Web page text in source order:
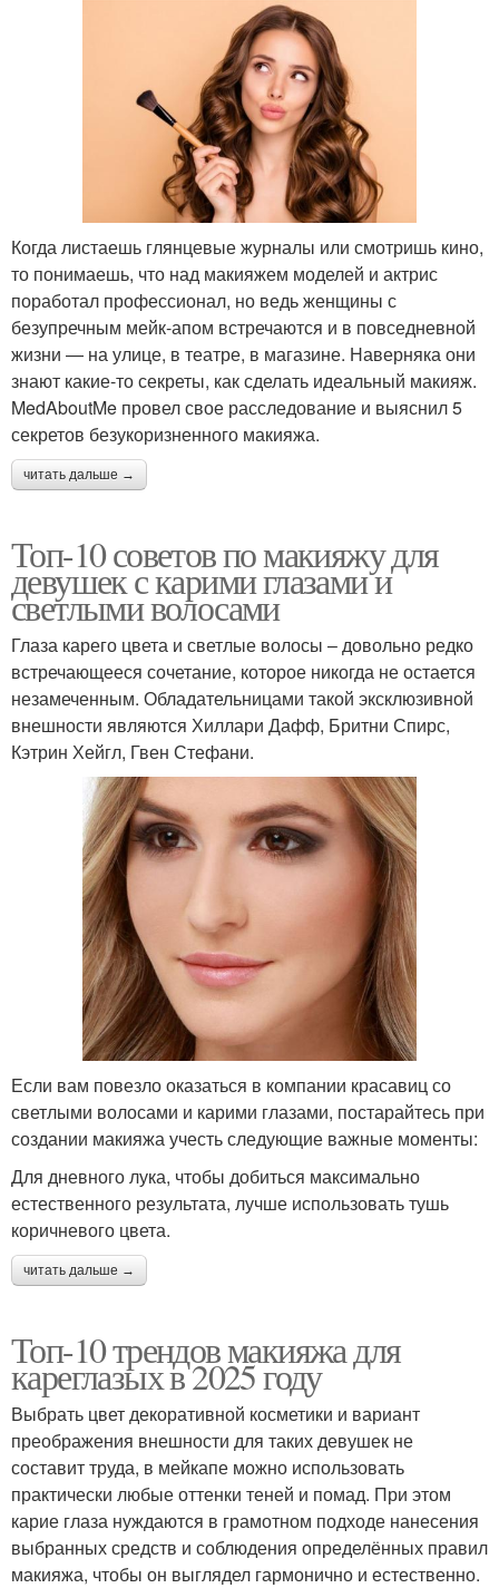
Когда листаешь глянцевые журналы или смотришь кино,
то понимаешь, что над макияжем моделей и актрис
поработал профессионал, но ведь женщины с
безупречным мейк-апом встречаются и в повседневной
жизни — на улице, в театре, в магазине. Наверняка они
знают какие-то секреты, как сделать идеальный макияж.
MedAboutMe провел свое расследование и выяснил 5
секретов безукоризненного макияжа.
читать дальше →
Топ-10 советов по макияжу для
девушек с карими глазами и
светлыми волосами
Глаза карего цвета и светлые волосы – довольно редко
встречающееся сочетание, которое никогда не остается
незамеченным. Обладательницами такой эксклюзивной
внешности являются Хиллари Дафф, Бритни Спирс,
Кэтрин Хейгл, Гвен Стефани.
Если вам повезло оказаться в компании красавиц со
светлыми волосами и карими глазами, постарайтесь при
создании макияжа учесть следующие важные моменты:
Для дневного лука, чтобы добиться максимально
естественного результата, лучше использовать тушь
коричневого цвета.
читать дальше →
Топ-10 трендов макияжа для
кареглазых в 2025 году
Выбрать цвет декоративной косметики и вариант
преображения внешности для таких девушек не
составит труда, в мейкапе можно использовать
практически любые оттенки теней и помад. При этом
карие глаза нуждаются в грамотном подходе нанесения
выбранных средств и соблюдения определённых правил
макияжа, чтобы он выглядел гармонично и естественно.